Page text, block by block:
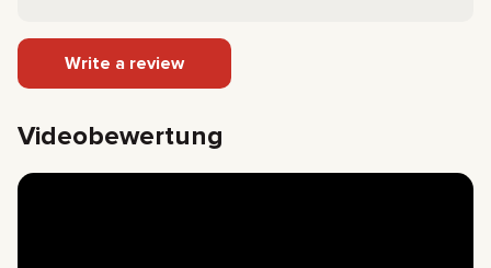
Write a review
Videobewertung